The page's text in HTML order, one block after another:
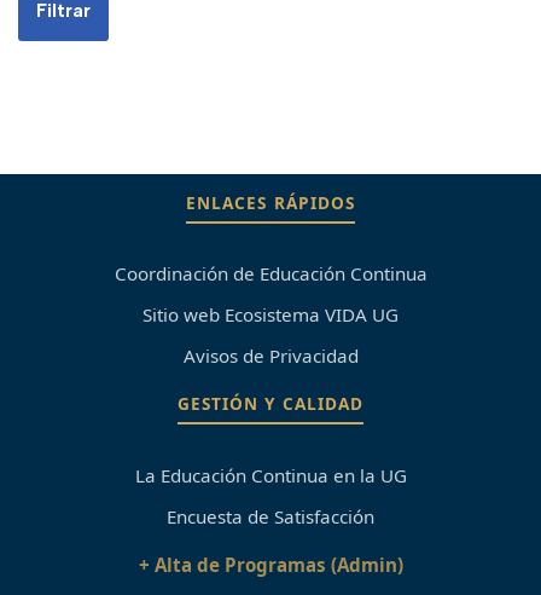
ENLACES RÁPIDOS
Coordinación de Educación Continua
Sitio web Ecosistema VIDA UG
Avisos de Privacidad
GESTIÓN Y CALIDAD
La Educación Continua en la UG
Encuesta de Satisfacción
+ Alta de Programas (Admin)